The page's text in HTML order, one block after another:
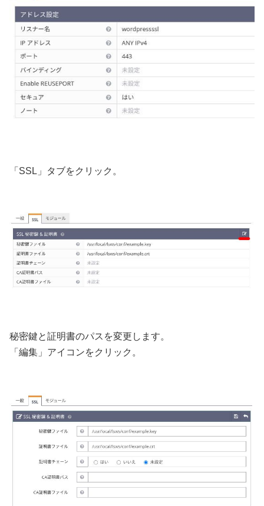
「SSL」タブをクリック。
秘密鍵と証明書のパスを変更します。
「編集」アイコンをクリック。